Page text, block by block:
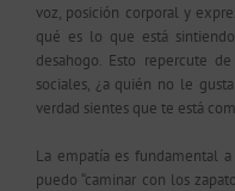
voz, posición corporal y
qué es lo que está
desahogo. Esto repercute
sociales, ¿a quién no le
verdad sientes que te está
La empatía es fundamental
puedo “caminar con los